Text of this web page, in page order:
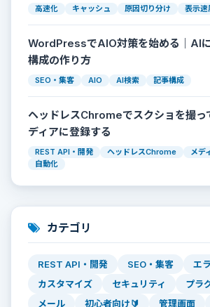
高速化 キャッシュ 原因切り分け 表示速
WordPressでAIO対策を始める｜AI
構成の作り方
SEO・集客 AIO AI検索 記事構成
ヘッドレスChromeでスクショを撮
ディアに登録する
REST API・開発 ヘッドレスChrome
メデ
自動化
カテゴリ
REST API・開発 SEO・集客
エ
カスタマイズ
セキュリティ
プラ
メール
初心者向け🔰 管理画面